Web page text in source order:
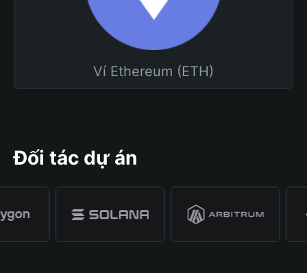
Ví Ethereum (ETH)
Đối tác dự án